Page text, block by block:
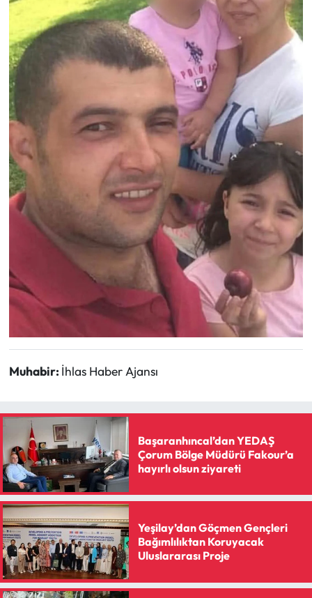
Muhabir: İhlas Haber Ajansı
Başaranhıncal’dan YEDAŞ
Çorum Bölge Müdürü Fakour’a
hayırlı olsun ziyareti
Yeşilay’dan Göçmen Gençleri
Bağımlılıktan Koruyacak
Uluslararası Proje